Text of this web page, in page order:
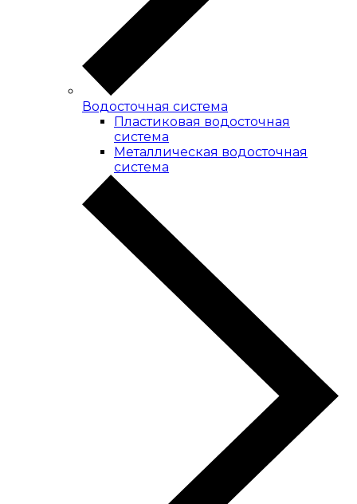
Водосточная система
Пластиковая водосточная
система
Металлическая водосточная
система